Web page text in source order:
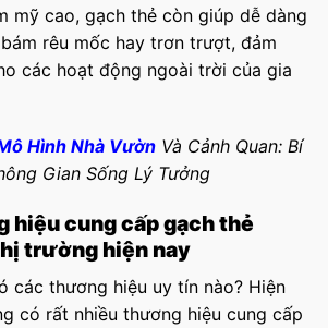
mỹ cao, gạch thẻ còn giúp dễ dàng
rêu mốc hay trơn trượt, đảm
các hoạt động ngoài trời của gia
Hình Nhà Vườn Và Cảnh Quan: Bí
Gian Sống Lý Tưởng
hiệu cung cấp gạch thẻ
trường hiện nay
các thương hiệu uy tín nào? Hiện
có rất nhiều thương hiệu cung cấp